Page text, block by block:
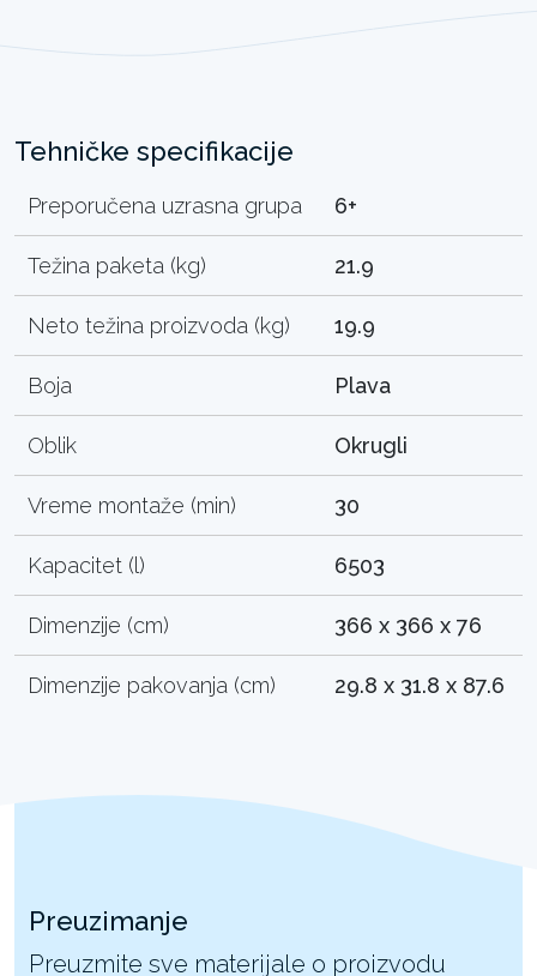
Tehničke specifikacije
Preporučena uzrasna grupa 6+
Težina paketa (kg) 21.9
Neto težina proizvoda (kg) 19.9
Boja Plava
Oblik Okrugli
Vreme montaže (min) 30
Kapacitet (l) 6503
Dimenzije (cm) 366 x 366 x 76
Dimenzije pakovanja (cm) 29.8 x 31.8 x 87.6
Preuzimanje
Preuzmite sve materijale o proizvodu